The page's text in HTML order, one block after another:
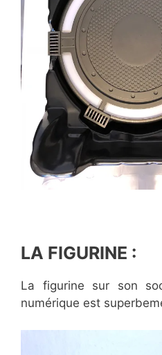
LA FIGURINE :
La figurine sur son
numérique est